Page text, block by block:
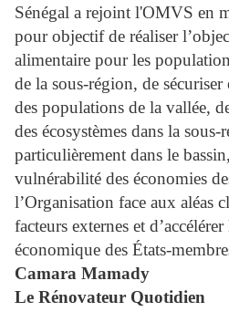
Sénégal a rejoint l'OMVS en
pour objectif de réaliser
alimentaire pour les
de la sous-région, de
des populations de la vallée,
des écosystèmes dans la
particulièrement dans le
vulnérabilité des économies
l’Organisation face aux aléas
facteurs externes et
économique des États-
Camara Mamady
Le Rénovateur Quotidien